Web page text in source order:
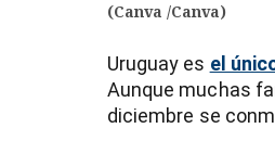
(Canva /Canva)
Uruguay es el
Aunque muchas
diciembre se